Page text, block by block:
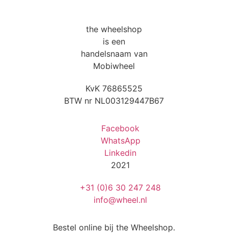
the wheelshop
is een
handelsnaam van
Mobiwheel
KvK 76865525
BTW nr NL003129447B67
Facebook
WhatsApp
Linkedin
2021
+31 (0)6 30 247 248
info@wheel.nl
Bestel online bij the Wheelshop.